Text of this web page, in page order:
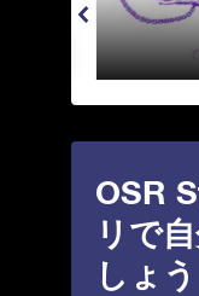
OSR
リで
しょう